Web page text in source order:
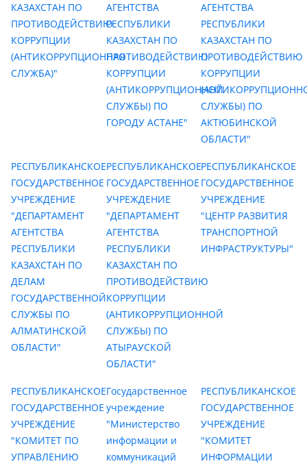
КАЗАХСТАН ПО
ПРОТИВОДЕЙCТВИЮ
КОРРУПЦИИ
(АНТИКОРРУПЦИОННАЯ
СЛУЖБА)"
АГЕНТСТВА
РЕСПУБЛИКИ
КАЗАХСТАН ПО
ПРОТИВОДЕЙСТВИЮ
КОРРУПЦИИ
(АНТИКОРРУПЦИОННОЙ
СЛУЖБЫ) ПО
ГОРОДУ АСТАНЕ"
АГЕНТСТВА
РЕСПУБЛИКИ
КАЗАХСТАН ПО
ПРОТИВОДЕЙСТВИЮ
КОРРУПЦИИ
СЛУЖБЫ) ПО
АКТЮБИНСКОЙ
ОБЛАСТИ"
РЕСПУБЛИКАНСКОЕ
ГОСУДАРСТВЕННОЕ
УЧРЕЖДЕНИЕ
"ДЕПАРТАМЕНТ
АГЕНТСТВА
РЕСПУБЛИКИ
КАЗАХСТАН ПО
ДЕЛАМ
ГОСУДАРСТВЕННОЙ
СЛУЖБЫ ПО
АЛМАТИНСКОЙ
ОБЛАСТИ"
РЕСПУБЛИКАНСКОЕ
ГОСУДАРСТВЕННОЕ
УЧРЕЖДЕНИЕ
"ДЕПАРТАМЕНТ
АГЕНТСТВА
РЕСПУБЛИКИ
КАЗАХСТАН ПО
ПРОТИВОДЕЙСТВИЮ
КОРРУПЦИИ
(АНТИКОРРУПЦИОННОЙ
СЛУЖБЫ) ПО
АТЫРАУСКОЙ
ОБЛАСТИ"
РЕСПУБЛИКАНСКОЕ
ГОСУДАРСТВЕННОЕ
УЧРЕЖДЕНИЕ
"ЦЕНТР РАЗВИТИЯ
ТРАНСПОРТНОЙ
ИНФРАСТРУКТУРЫ"
РЕСПУБЛИКАНСКОЕ
ГОСУДАРСТВЕННОЕ
УЧРЕЖДЕНИЕ
"КОМИТЕТ ПО
УПРАВЛЕНИЮ
Государственное
учреждение
"Министерство
информации и
коммуникаций
РЕСПУБЛИКАНСКОЕ
ГОСУДАРСТВЕННОЕ
УЧРЕЖДЕНИЕ
"КОМИТЕТ
ИНФОРМАЦИИ